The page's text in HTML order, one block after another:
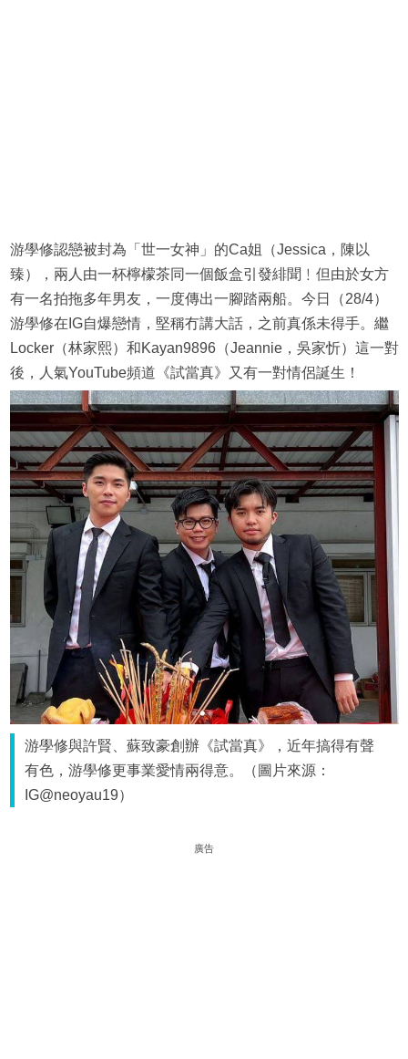
游學修認戀被封為「世一女神」的Ca姐（Jessica，陳以
臻），兩人由一杯檸檬茶同一個飯盒引發緋聞﹗但由於女方
有一名拍拖多年男友，一度傳出一腳踏兩船。今日（28/4）
游學修在IG自爆戀情，堅稱冇講大話，之前真係未得手。繼
Locker（林家熙）和Kayan9896（Jeannie，吳家忻）這一對
後，人氣YouTube頻道《試當真》又有一對情侶誕生！
游學修與許賢、蘇致豪創辦《試當真》，近年搞得有聲
有色，游學修更事業愛情兩得意。（圖片來源：
IG@neoyau19）
廣告